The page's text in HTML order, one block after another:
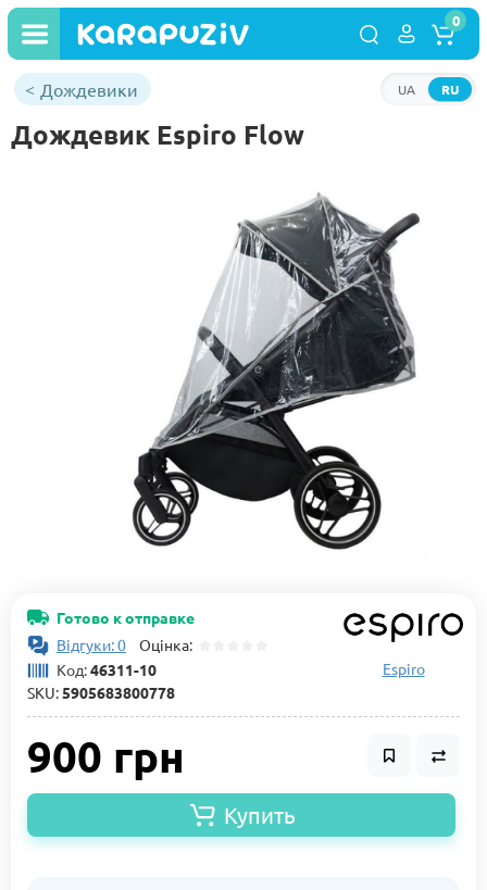
RU
UA
0
Дождевики
Дождевик Espiro Flow
Готово к отправке
Відгуки: 0 Оцінка:
Код:46311-10
SKU:5905683800778
Espiro
900 грн
Купить